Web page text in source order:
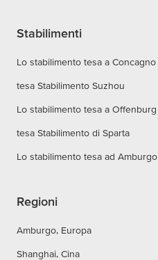
Stabilimenti
Lo stabilimento tesa a Concagno
tesa Stabilimento Suzhou
Lo stabilimento tesa a Offenburg
tesa Stabilimento di Sparta
Lo stabilimento tesa ad Amburgo
Regioni
Amburgo, Europa
Shanghai, Cina